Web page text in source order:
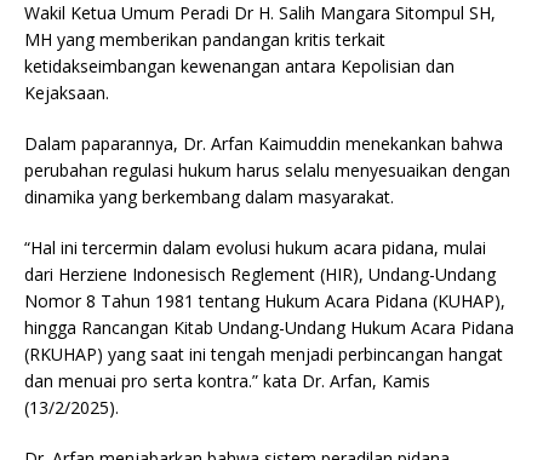
Wakil Ketua Umum Peradi Dr H. Salih Mangara Sitompul SH,
MH yang memberikan pandangan kritis terkait
ketidakseimbangan kewenangan antara Kepolisian dan
Kejaksaan.
Dalam paparannya, Dr. Arfan Kaimuddin menekankan bahwa
perubahan regulasi hukum harus selalu menyesuaikan dengan
dinamika yang berkembang dalam masyarakat.
“Hal ini tercermin dalam evolusi hukum acara pidana, mulai
dari Herziene Indonesisch Reglement (HIR), Undang-Undang
Nomor 8 Tahun 1981 tentang Hukum Acara Pidana (KUHAP),
hingga Rancangan Kitab Undang-Undang Hukum Acara Pidana
(RKUHAP) yang saat ini tengah menjadi perbincangan hangat
dan menuai pro serta kontra.” kata Dr. Arfan, Kamis
(13/2/2025).